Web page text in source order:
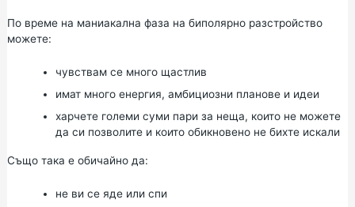
По време на маниакална фаза на биполярно разстройство
можете:
чувствам се много щастлив
имат много енергия, амбициозни планове и идеи
харчете големи суми пари за неща, които не можете
да си позволите и които обикновено не бихте искали
Също така е обичайно да:
не ви се яде или спи